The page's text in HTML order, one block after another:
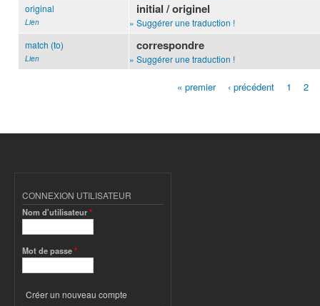
original
Lien
initial / originel
» Suggérer une traduction !
match (to)
Lien
correspondre
» Suggérer une traduction !
« premier ‹ précédent 1 2
CONNEXION UTILISATEUR
Nom d'utilisateur*
Mot de passe*
Créer un nouveau compte